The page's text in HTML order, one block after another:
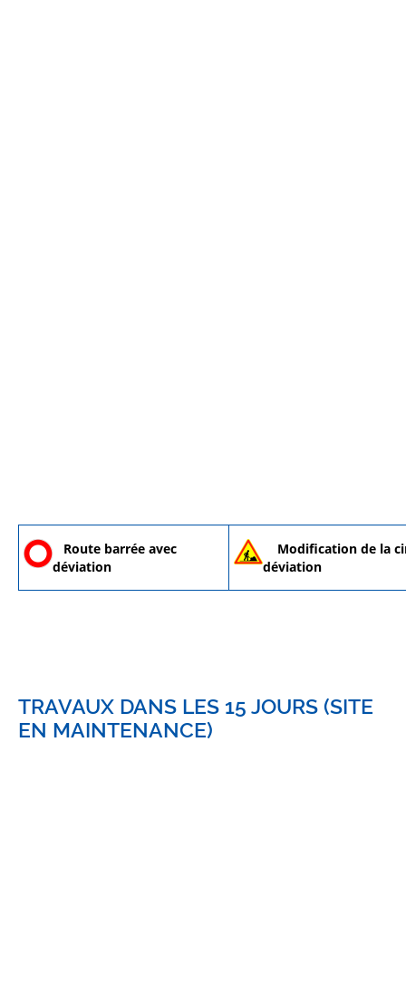
Route barrée avec
déviation
Modification de la
déviation
TRAVAUX DANS LES 15 JOURS (SITE
EN MAINTENANCE)